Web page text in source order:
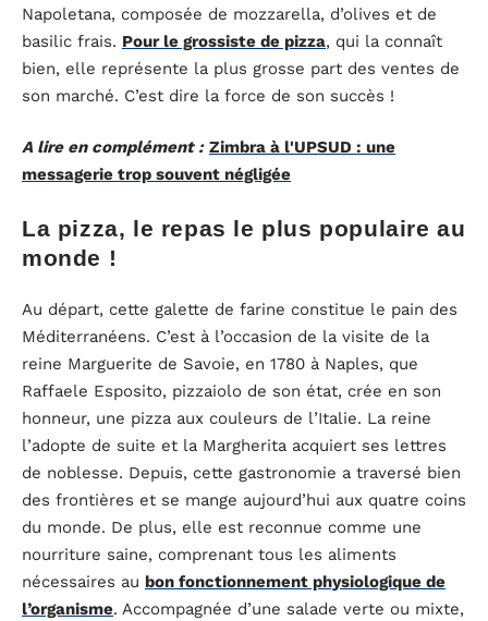
Napoletana, composée de mozzarella, d’olives et de
basilic frais. Pour le grossiste de pizza, qui la connaît
bien, elle représente la plus grosse part des ventes de
son marché. C’est dire la force de son succès !
A lire en complément : Zimbra à l'UPSUD : une
messagerie trop souvent négligée
La pizza, le repas le plus populaire au
monde !
Au départ, cette galette de farine constitue le pain des
Méditerranéens. C’est à l’occasion de la visite de la
reine Marguerite de Savoie, en 1780 à Naples, que
Raffaele Esposito, pizzaiolo de son état, crée en son
honneur, une pizza aux couleurs de l’Italie. La reine
l’adopte de suite et la Margherita acquiert ses lettres
de noblesse. Depuis, cette gastronomie a traversé bien
des frontières et se mange aujourd’hui aux quatre coins
du monde. De plus, elle est reconnue comme une
nourriture saine, comprenant tous les aliments
nécessaires au bon fonctionnement physiologique de
l’organisme. Accompagnée d’une salade verte ou mixte,